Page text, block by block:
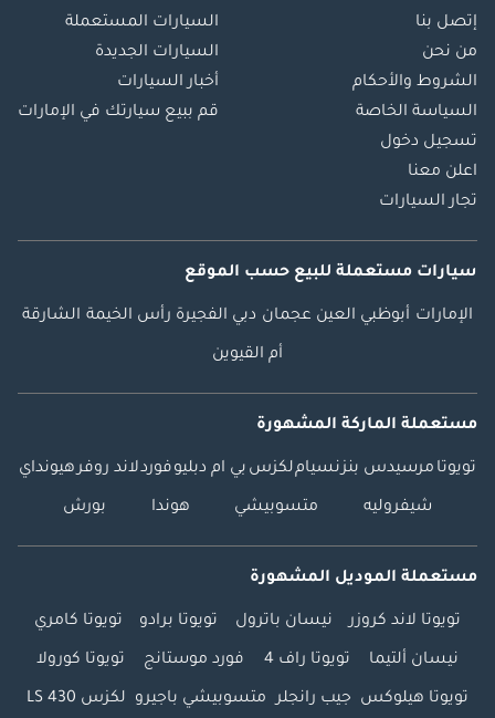
إتصل بنا
من نحن
الشروط والأحكام
السياسة الخاصة
تسجيل دخول
اعلن معنا
تجار السيارات
السيارات المستعملة
السيارات الجديدة
أخبار السيارات
قم ببيع سيارتك في الإمارات
سيارات مستعملة للبيع حسب الموقع
الإمارات أبوظبي العين عجمان دبي الفجيرة رأس الخيمة الشارقة
أم القيوين
مستعملة الماركة المشهورة
تويوتا مرسيدس بنزنسياملكزس بي ام دبليوفوردلاند روفرهيونداي
شيفروليه متسوبيشي هوندا بورش
مستعملة الموديل المشهورة
تويوتا لاند كروزر نيسان باترول تويوتا برادو تويوتا كامري
نيسان ألتيما تويوتا راف 4 فورد موستانج تويوتا كورولا
تويوتا هيلوكس جيب رانجلر متسوبيشي باجيرو لكزس LS 430